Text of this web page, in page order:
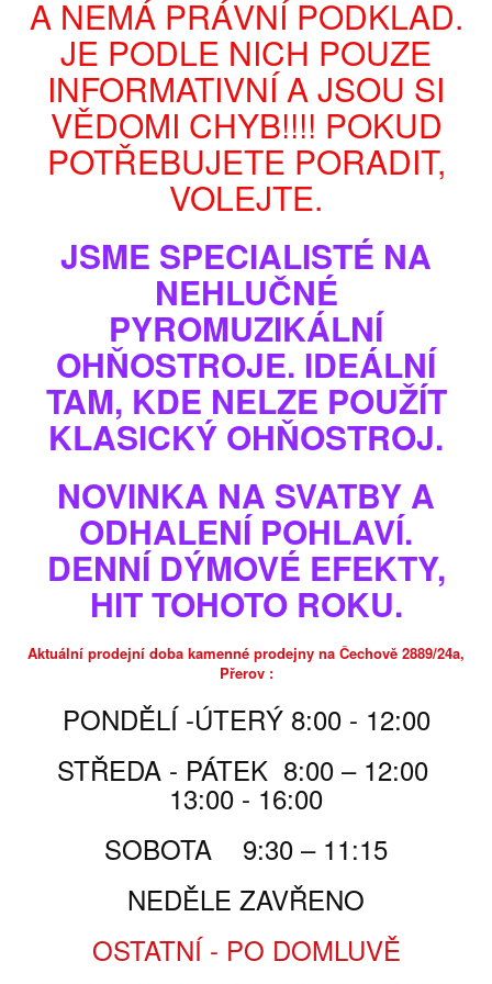
Zobrazit větší
BATERIE ŘÍMSKÝCH SVÍCÍ CALIFORNIA
100sh
Model PPBC10021
Nové
V RUCE!
skladem, nebo do 2-3dnů
Poslat příteli
115,00 Kčza ks
Počet
PARAMETRY
A NEMÁ PRÁVNÍ PODKLAD.
JE PODLE NICH POUZE
INFORMATIVNÍ A JSOU SI
VĚDOMI CHYB!!!! POKUD
POTŘEBUJETE PORADIT,
VOLEJTE.
JSME SPECIALISTÉ NA
NEHLUČNÉ
PYROMUZIKÁLNÍ
OHŇOSTROJE. IDEÁLNÍ
TAM, KDE NELZE POUŽÍT
KLASICKÝ OHŇOSTROJ.
NOVINKA NA SVATBY A
ODHALENÍ POHLAVÍ.
DENNÍ DÝMOVÉ EFEKTY,
HIT TOHOTO ROKU.
Aktuální prodejní doba kamenné prodejny na Čechově 2889/24a,
Přerov :
PONDĚLÍ -ÚTERÝ 8:00 - 12:00
STŘEDA - PÁTEK 8:00 – 12:00
13:00 - 16:00
SOBOTA 9:30 – 11:15
NEDĚLE ZAVŘENO
OSTATNÍ - PO DOMLUVĚ